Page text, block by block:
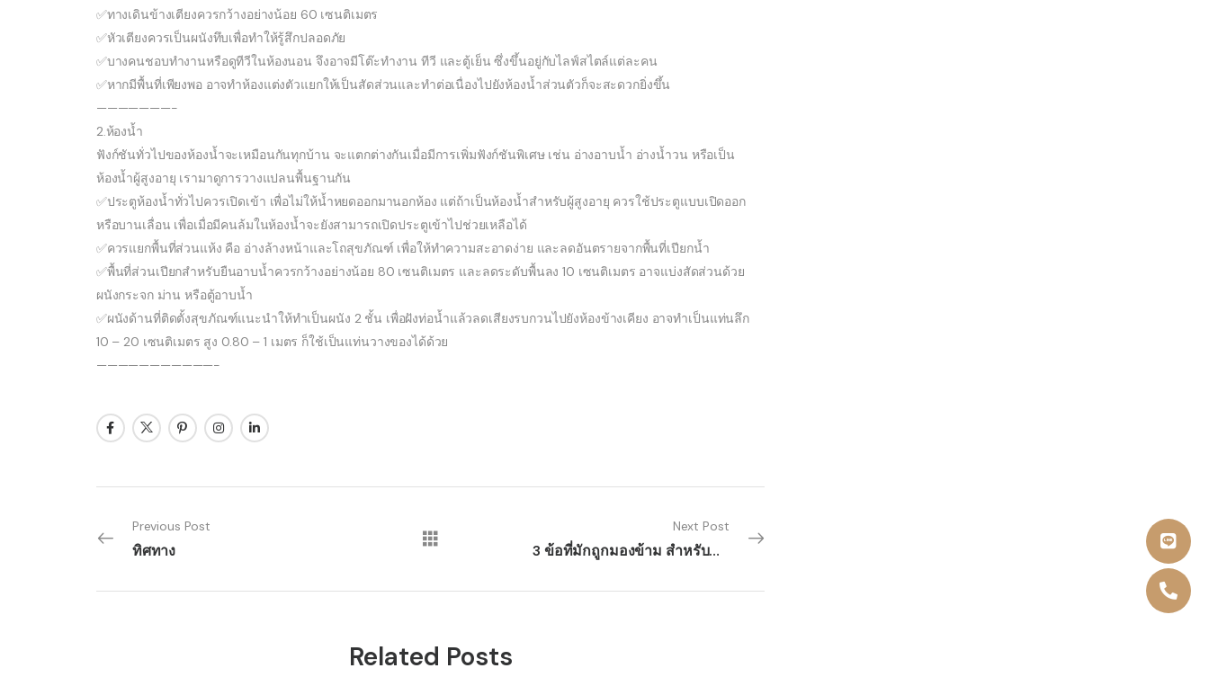
✅ทางเดินข้างเตียงควรกว้างอย่างน้อย 60 เซนติเมตร
✅หัวเตียงควรเป็นผนังทึบเพื่อทำให้รู้สึกปลอดภัย
✅บางคนชอบทำงานหรือดูทีวีในห้องนอน จึงอาจมีโต๊ะทำงาน ทีวี และตู้เย็น ซึ่งขึ้นอยู่กับไลฟ์สไตล์แต่ละคน
✅หากมีพื้นที่เพียงพอ อาจทำห้องแต่งตัวแยกให้เป็นสัดส่วนและทำต่อเนื่องไปยังห้องน้ำส่วนตัวก็จะสะดวกยิ่งขึ้น
———————-
2.ห้องน้ำ
ฟังก์ชันทั่วไปของห้องน้ำจะเหมือนกันทุกบ้าน จะแตกต่างกันเมื่อมีการเพิ่มฟังก์ชันพิเศษ เช่น อ่างอาบน้ำ อ่างน้ำวน หรือเป็น
ห้องน้ำผู้สูงอายุ เรามาดูการวางแปลนพื้นฐานกัน
✅ประตูห้องน้ำทั่วไปควรเปิดเข้า เพื่อไม่ให้น้ำหยดออกมานอกห้อง แต่ถ้าเป็นห้องน้ำสำหรับผู้สูงอายุ ควรใช้ประตูแบบเปิดออก
หรือบานเลื่อน เพื่อเมื่อมีคนล้มในห้องน้ำจะยังสามารถเปิดประตูเข้าไปช่วยเหลือได้
✅ควรแยกพื้นที่ส่วนแห้ง คือ อ่างล้างหน้าและโถสุขภัณฑ์ เพื่อให้ทำความสะอาดง่าย และลดอันตรายจากพื้นที่เปียกน้ำ
✅พื้นที่ส่วนเปียกสำหรับยืนอาบน้ำควรกว้างอย่างน้อย 80 เซนติเมตร และลดระดับพื้นลง 10 เซนติเมตร อาจแบ่งสัดส่วนด้วย
ผนังกระจก ม่าน หรือตู้อาบน้ำ
✅ผนังด้านที่ติดตั้งสุขภัณฑ์แนะนำให้ทำเป็นผนัง 2 ชั้น เพื่อฝังท่อน้ำแล้วลดเสียงรบกวนไปยังห้องข้างเคียง อาจทำเป็นแท่นลึก
10 – 20 เซนติเมตร สูง 0.80 – 1 เมตร ก็ใช้เป็นแท่นวางของได้ด้วย
———————————-
Previous Post
ทิศทาง
Next Post
3 ข้อที่มักถูกมองข้าม สำหรับคนสร้างบ้านเอง
Related Posts